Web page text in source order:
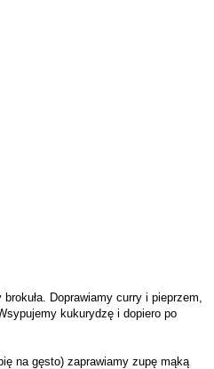
Doprawiamy curry i pieprzem,
kukurydzę i dopiero po
na gęsto) zaprawiamy zupę mąką